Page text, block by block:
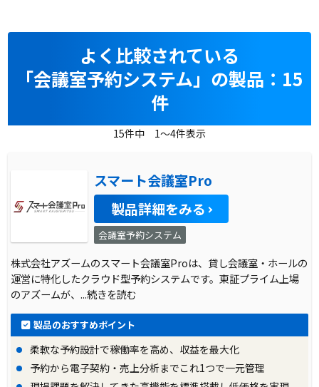
よく比較されている
「会議室予約システム」の製品：15
件
15件中 1～4件表示
スマート会議室Pro
製品詳細をみる
会議室予約システム
株式会社アズームのスマート会議室Proは、貸し会議室・ホールの
運営に特化したクラウド型予約システムです。東証プライム上場
のアズームが、...続きを読む
製品のおすすめポイント
柔軟な予約設計で稼働率を高め、収益を最大化
予約から電子契約・売上分析までこれ1つで一元管理